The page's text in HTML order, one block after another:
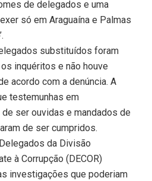
de delegados e uma
só em Araguaína e Palmas
substituídos foram
inquéritos e não houve
acordo com a denúncia. A
testemunhas em
ser ouvidas e mandados de
de ser cumpridos.
da Divisão
à Corrupção (DECOR)
investigações que poderiam